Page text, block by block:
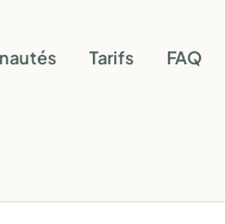
Tarifs FAQ